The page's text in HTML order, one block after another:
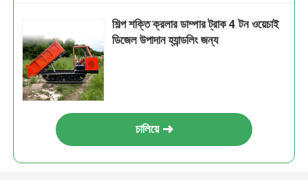
শিল্প শক্তি ক্রলার ডাম্পার ট্রাক 4 টন ওয়েচাই
ডিজেল উপাদান হ্যান্ডলিং জন্য
চালিয়ে